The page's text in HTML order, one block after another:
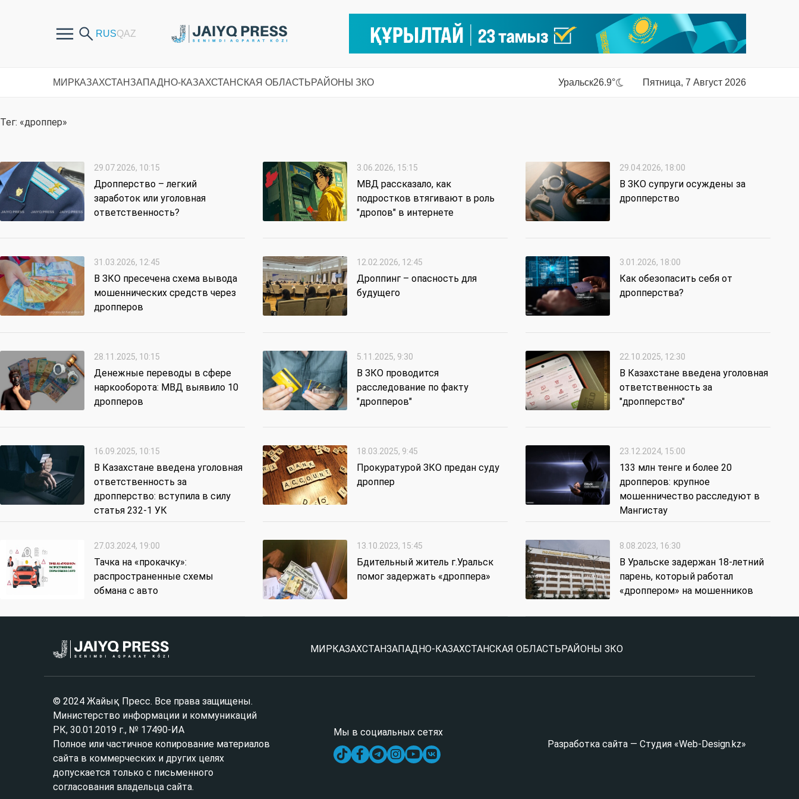
МИРКАЗАХСТАНЗАПАДНО-КАЗАХСТАНСКАЯ ОБЛАСТЬРАЙОНЫ ЗКО Уральск26.9° Пятница, 7 Август 2026
Тег: «дроппер»
29.07.2026, 10:15
Дропперство – легкий
заработок или уголовная
ответственность?
3.06.2026, 15:15
МВД рассказало, как
подростков втягивают в роль
"дропов" в интернете
29.04.2026, 18:00
В ЗКО супруги осуждены за
дропперство
31.03.2026, 12:45
В ЗКО пресечена схема вывода
мошеннических средств через
дропперов
12.02.2026, 12:45
Дроппинг – опасность для
будущего
3.01.2026, 18:00
Как обезопасить себя от
дропперства?
28.11.2025, 10:15
Денежные переводы в сфере
наркооборота: МВД выявило 10
дропперов
5.11.2025, 9:30
В ЗКО проводится
расследование по факту
"дропперов"
22.10.2025, 12:30
В Казахстане введена уголовная
ответственность за
"дропперство"
16.09.2025, 10:15
В Казахстане введена уголовная
ответственность за
дропперство: вступила в силу
статья 232-1 УК
18.03.2025, 9:45
Прокуратурой ЗКО предан суду
дроппер
23.12.2024, 15:00
133 млн тенге и более 20
дропперов: крупное
мошенничество расследуют в
Мангистау
27.03.2024, 19:00
Тачка на «прокачку»:
распространенные схемы
обмана с авто
13.10.2023, 15:45
Бдительный житель г.Уральск
помог задержать «дроппера»
8.08.2023, 16:30
В Уральске задержан 18-летний
парень, который работал
«дроппером» на мошенников
МИР КАЗАХСТАНЗАПАДНО-КАЗАХСТАНСКАЯ ОБЛАСТЬ РАЙОНЫ ЗКО
© 2024 Жайық Пресс. Все права защищены.
Министерство информации и коммуникаций
РК, 30.01.2019 г., № 17490-ИА
Полное или частичное копирование материалов
сайта в коммерческих и других целях
допускается только с письменного
согласования владельца сайта.
Мы в социальных сетях
Разработка сайта — Студия «Web-Design.kz»